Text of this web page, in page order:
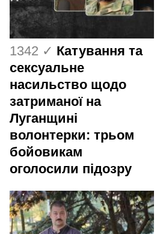
1342 ✓ Катування та
сексуальне
насильство щодо
затриманої на
Луганщині
волонтерки: трьом
бойовикам
оголосили підозру